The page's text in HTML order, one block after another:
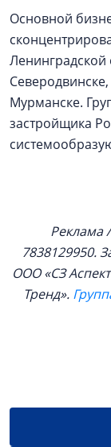
Основной
Ленинградской
Мурманске.
застройщика
Реклама
7838129950.
ООО «СЗ
Тренд».